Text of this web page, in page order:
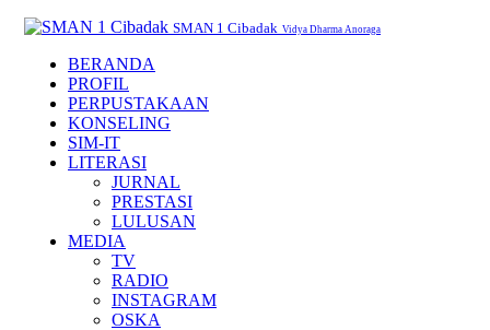
SMAN 1 Cibadak Vidya Dharma Anoraga
BERANDA
PROFIL
PERPUSTAKAAN
KONSELING
SIM-IT
LITERASI
JURNAL
PRESTASI
LULUSAN
MEDIA
TV
RADIO
INSTAGRAM
OSKA